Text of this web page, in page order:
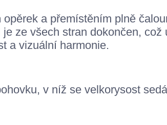
a přemístěním plně
ze všech stran dokončen, což
a vizuální harmonie.
v níž se velkorysost